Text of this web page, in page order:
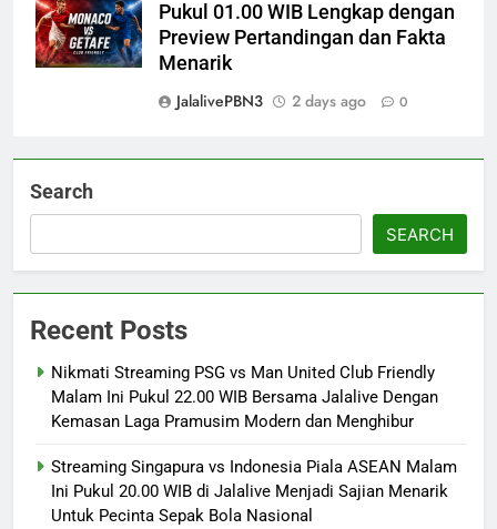
Pukul 01.00 WIB Lengkap dengan
Preview Pertandingan dan Fakta
Menarik
JalalivePBN3
2 days ago 0
Search
SEARCH
Recent Posts
Nikmati Streaming PSG vs Man United Club Friendly
Malam Ini Pukul 22.00 WIB Bersama Jalalive Dengan
Kemasan Laga Pramusim Modern dan Menghibur
Streaming Singapura vs Indonesia Piala ASEAN Malam
Ini Pukul 20.00 WIB di Jalalive Menjadi Sajian Menarik
Untuk Pecinta Sepak Bola Nasional